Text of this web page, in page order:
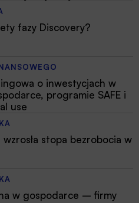
fazy Discovery?
o inwestycjach w
programie SAFE i
use
wzrosła stopa bezrobocia w
w gospodarce – firmy